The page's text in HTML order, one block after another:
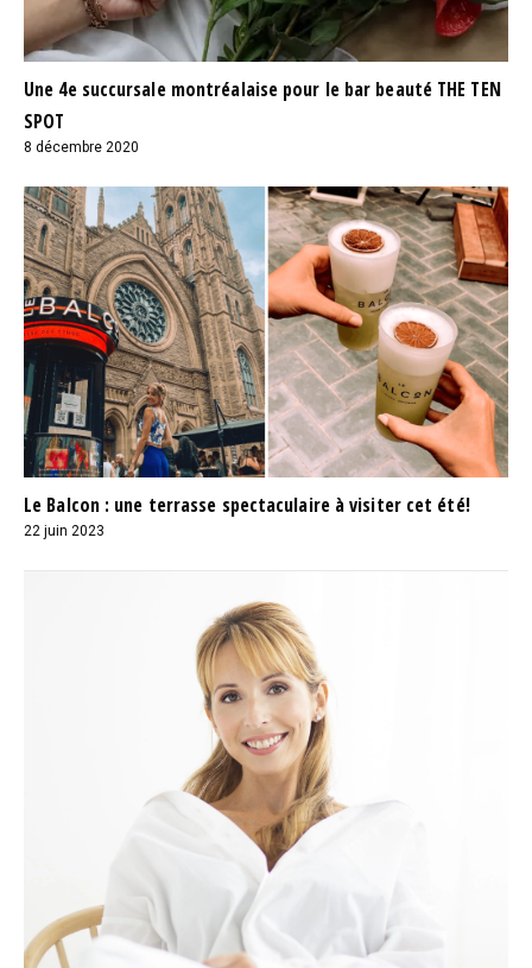
Une 4e succursale montréalaise pour le bar beauté THE TEN
SPOT
8 décembre 2020
Le Balcon : une terrasse spectaculaire à visiter cet été!
22 juin 2023